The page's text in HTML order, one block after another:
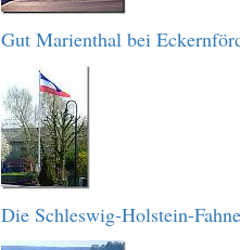
Gut Marienthal bei
Die Schleswig-Holstein-Fahne